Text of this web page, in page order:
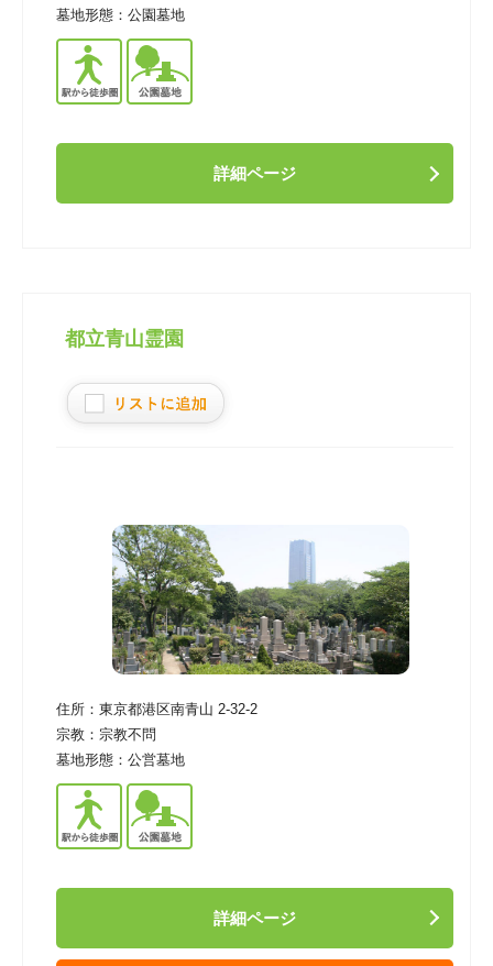
墓地形態： 公園墓地
詳細ページ
都立青山霊園
住所： 東京都港区南青山 2-32-2
宗教： 宗教不問
墓地形態： 公営墓地
詳細ページ